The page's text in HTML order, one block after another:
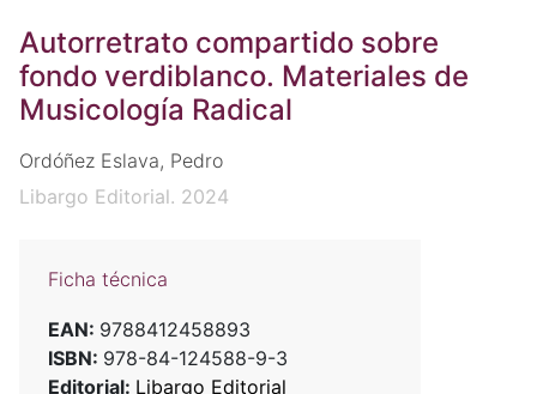
Autorretrato compartido sobre
fondo verdiblanco. Materiales de
Musicología Radical
Ordóñez Eslava, Pedro
Libargo Editorial. 2024
Ficha técnica
EAN: 9788412458893
ISBN: 978-84-124588-9-3
Editorial: Libargo Editorial